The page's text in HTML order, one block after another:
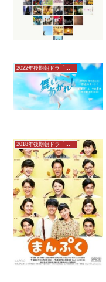
2018年後期朝ドラ「まんぷく」